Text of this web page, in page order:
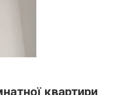
квартири